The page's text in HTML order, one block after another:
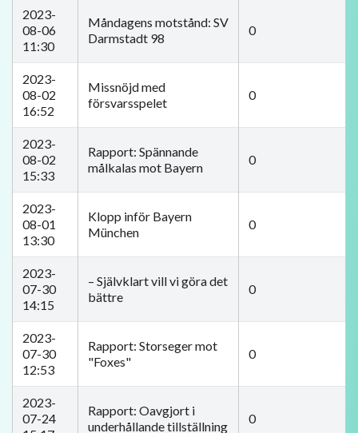
2023-
08-06
11:30
Måndagens motstånd: SV
Darmstadt 98
0
2023-
08-02
16:52
Missnöjd med
försvarsspelet
0
2023-
08-02
15:33
Rapport: Spännande
målkalas mot Bayern
0
2023-
08-01
13:30
Klopp inför Bayern
München
0
2023-
07-30
14:15
– Självklart vill vi göra det
bättre
0
2023-
07-30
12:53
Rapport: Storseger mot
"Foxes"
0
2023-
07-24
Rapport: Oavgjort i
underhållande tillställning
0